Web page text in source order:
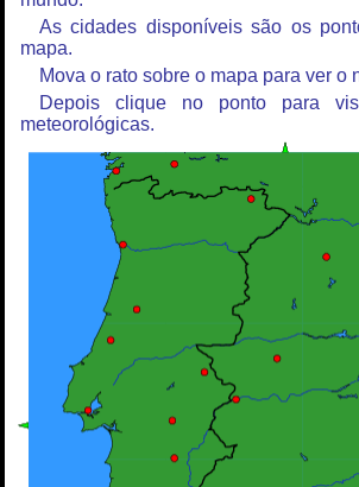
As cidades disponíveis são os
mapa.
Mova o rato sobre o mapa para ver o
Depois clique no ponto para
meteorológicas.